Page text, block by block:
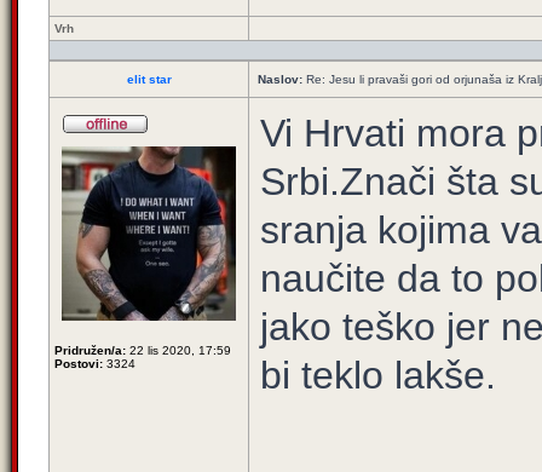
Vrh
elit star Naslov: Re: Jesu li pravaši gori od orjunaša iz
Pridružen/a: 22 lis 2020, 17:59
Postovi: 3324
Vi Hrvati mora
Srbi.Znači šta
sranja kojima
naučite da to
jako teško jer
bi teklo lakše.